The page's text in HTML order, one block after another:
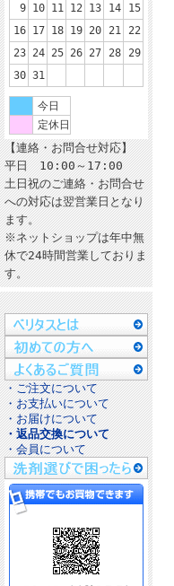
9 10 11 12 13 14
15
16 17 18 19 20 21
22
23 24 25 26 27 28
29
30 31
今日
定休日
【連絡・お問合せ対応】
平日 10:00～17:00
土日祝のご連絡・お問合せ
への対応は翌営業日となり
ます。
※ネットショップは年中無
休で24時間営業しておりま
す。
・ご注文について
・お支払いについて
・お届けについて
・返品交換について
・会員について